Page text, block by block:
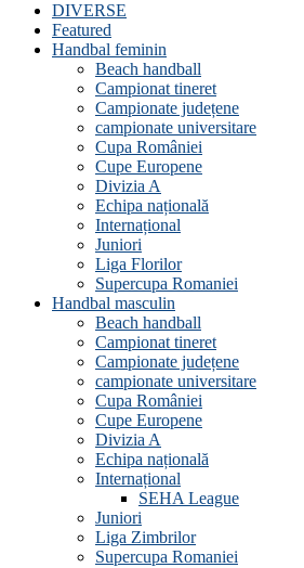
DIVERSE
Featured
Handbal feminin
Beach handball
Campionat tineret
Campionate județene
campionate universitare
Cupa României
Cupe Europene
Divizia A
Echipa națională
Internațional
Juniori
Liga Florilor
Supercupa Romaniei
Handbal masculin
Beach handball
Campionat tineret
Campionate județene
campionate universitare
Cupa României
Cupe Europene
Divizia A
Echipa națională
Internațional
SEHA League
Juniori
Liga Zimbrilor
Supercupa Romaniei